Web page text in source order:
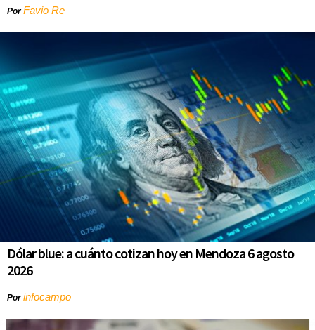
PorFavio Re
Dólar blue: a cuánto cotizan hoy en Mendoza 6 agosto
2026
Porinfocampo